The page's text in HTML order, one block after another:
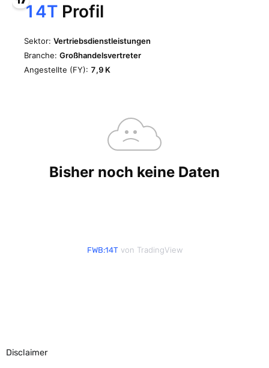
FWB:14Tvon TradingView
Disclaimer